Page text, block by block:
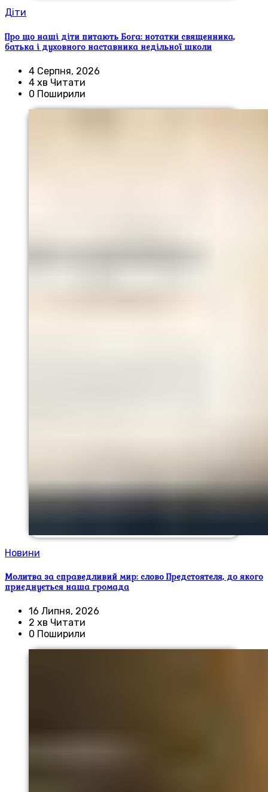
Діти
Про що наші діти питають Бога: нотатки священника,
батька і духовного наставника недільної школи
4 Серпня, 2026
4 хв Читати
0 Поширили
Новини
Молитва за справедливий мир: слово Предстоятеля, до якого
приєднується наша громада
16 Липня, 2026
2 хв Читати
0 Поширили